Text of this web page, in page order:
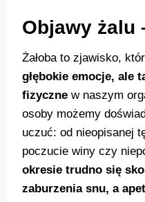
Objawy żalu
Żałoba to zjawisko,
głębokie emocje, ale
fizyczne w naszym
osoby możemy
uczuć: od nieopisanej
poczucie winy czy
okresie trudno się
zaburzenia snu, a